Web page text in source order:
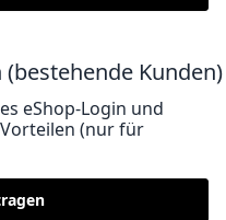
Kunden)
eShop-Login und
(nur für